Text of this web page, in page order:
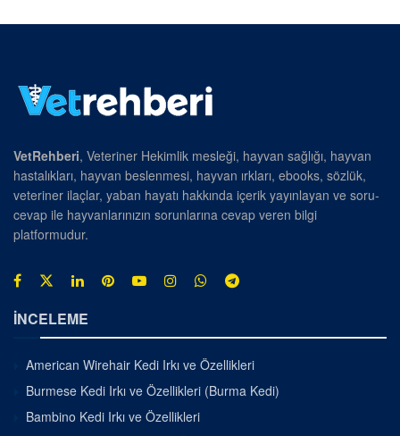
VetRehberi, Veteriner Hekimlik mesleği, hayvan sağlığı, hayvan
hastalıkları, hayvan beslenmesi, hayvan ırkları, ebooks, sözlük,
veteriner ilaçlar, yaban hayatı hakkında içerik yayınlayan ve soru-
cevap ile hayvanlarınızın sorunlarına cevap veren bilgi
platformudur.
İNCELEME
American Wirehair Kedi Irkı ve Özellikleri
Burmese Kedi Irkı ve Özellikleri (Burma Kedi)
Bambino Kedi Irkı ve Özellikleri